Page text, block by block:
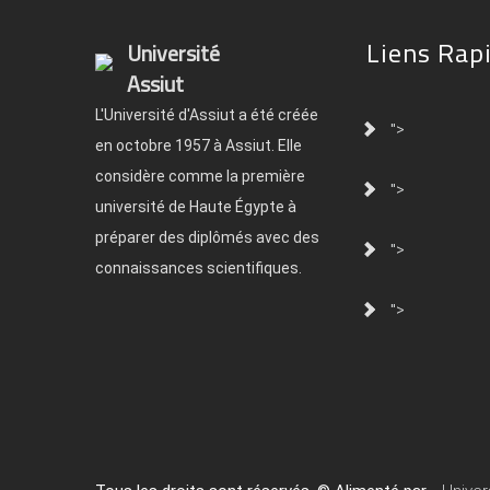
Université
Assiut
L'Université d'Assiut a été créée
en octobre 1957 à Assiut. Elle
considère comme la première
université de Haute Égypte à
préparer des diplômés avec des
connaissances scientifiques.
Liens
">
">
">
">